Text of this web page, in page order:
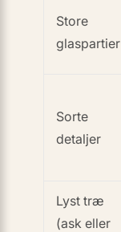
Store
glaspartier
Sorte
detaljer
Lyst træ
(ask eller